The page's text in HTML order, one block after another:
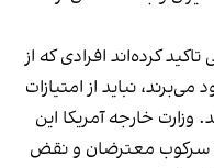
کرده‌اند افرادی که از
نباید از امتیازات
وزارت خارجه آمریکا این
سرکوب معترضان و نقض